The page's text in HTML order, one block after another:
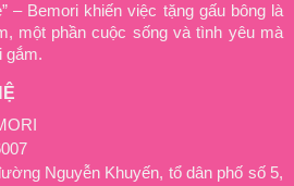
– Bemori khiến việc tặng gấu bông là
một phần cuộc sống và tình yêu mà
gắm.
Nguyễn Khuyến, tổ dân phố số 5,